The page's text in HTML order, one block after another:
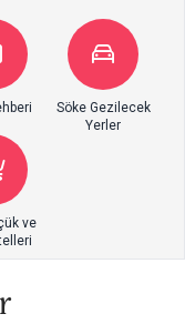
Söke Gezilecek
Yerler
ve